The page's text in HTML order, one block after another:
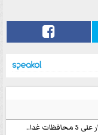
الأرصاد: فرص لسقوط أمطار على 5 محافظات غدا..